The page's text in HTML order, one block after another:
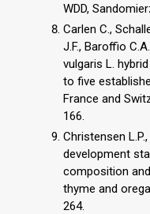
WDD,
Carlen C.,
J.F., Baroffio
vulgaris L.
to five
France and
166.
Christensen
development
composition
thyme and
264.